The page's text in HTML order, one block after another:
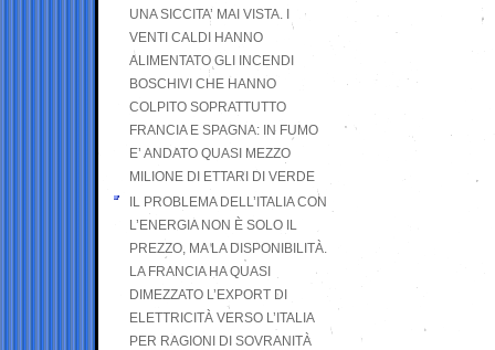
UNA SICCITA’ MAI VISTA. I
VENTI CALDI HANNO
ALIMENTATO GLI INCENDI
BOSCHIVI CHE HANNO
COLPITO SOPRATTUTTO
FRANCIA E SPAGNA: IN FUMO
E’ ANDATO QUASI MEZZO
MILIONE DI ETTARI DI VERDE
IL PROBLEMA DELL’ITALIA CON
L’ENERGIA NON È SOLO IL
PREZZO, MA LA DISPONIBILITÀ.
LA FRANCIA HA QUASI
DIMEZZATO L’EXPORT DI
ELETTRICITÀ VERSO L’ITALIA
PER RAGIONI DI SOVRANITÀ